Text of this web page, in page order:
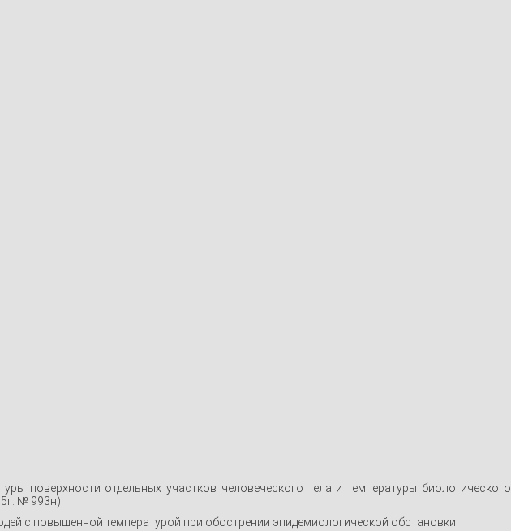
поверхности отдельных участков человеческого тела и температуры биологического
№ 993н).
с повышенной температурой при обострении эпидемиологической обстановки.